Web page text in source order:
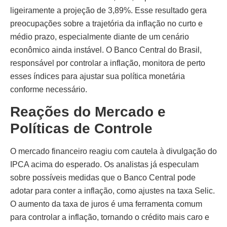
ligeiramente a projeção de 3,89%. Esse resultado gera
preocupações sobre a trajetória da inflação no curto e
médio prazo, especialmente diante de um cenário
econômico ainda instável. O Banco Central do Brasil,
responsável por controlar a inflação, monitora de perto
esses índices para ajustar sua política monetária
conforme necessário.
Reações do Mercado e
Políticas de Controle
O mercado financeiro reagiu com cautela à divulgação do
IPCA acima do esperado. Os analistas já especulam
sobre possíveis medidas que o Banco Central pode
adotar para conter a inflação, como ajustes na taxa Selic.
O aumento da taxa de juros é uma ferramenta comum
para controlar a inflação, tornando o crédito mais caro e